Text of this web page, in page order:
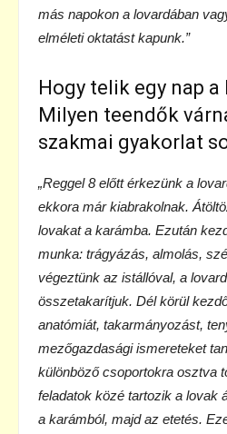
más napokon a lovardában
elméleti oktatást kapunk.”
Hogy telik egy nap a
Milyen teendők
szakmai gyakorlat
„Reggel 8 előtt érkezünk a
ekkora már kiabrakolnak.
lovakat a karámba. Ezután
munka: trágyázás, almolás,
végeztünk az istállóval, a
összetakarítjuk. Dél körül
anatómiát, takarmányozást,
mezőgazdasági ismereteket
különböző csoportokra osztva
feladatok közé tartozik a lovak
a karámból, majd az etetés.